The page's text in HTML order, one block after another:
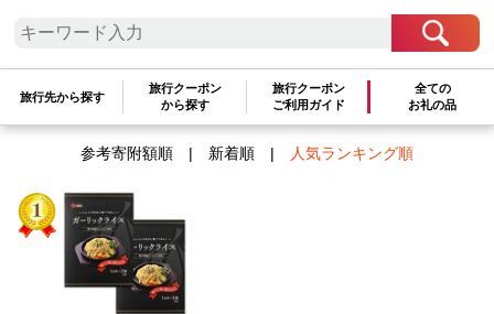
旅行先から探す
旅行クーポン
から探す
旅行クーポン
ご利用ガイド
全ての
お礼の品
検索結果一覧 1～1件 / 全1件
参考寄附額順| 新着順| 人気ランキング順